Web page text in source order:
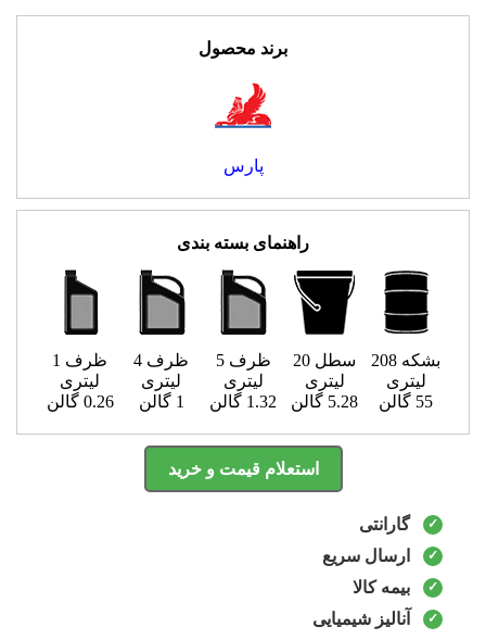
برند محصول
پارس
راهنمای بسته بندی
بشکه 208
لیتری
55 گالن
سطل 20
لیتری
5.28 گالن
ظرف 5
لیتری
1.32 گالن
ظرف 4
لیتری
1 گالن
ظرف 1
لیتری
0.26 گالن
استعلام قیمت و خرید
گارانتی
ارسال سریع
بیمه کالا
آنالیز شیمیایی